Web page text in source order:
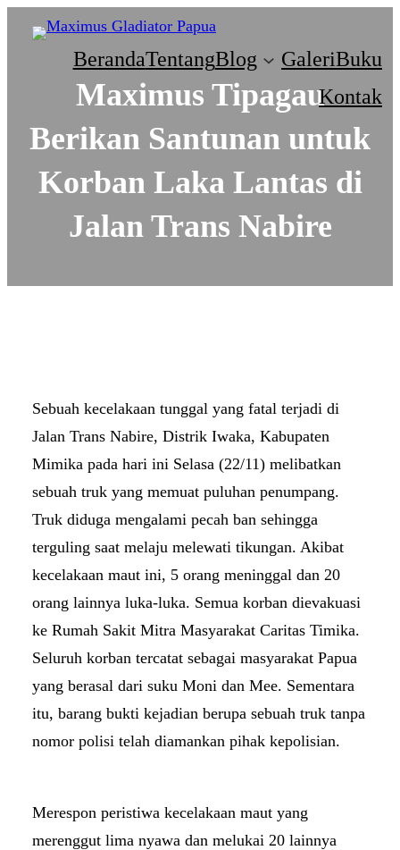
BerandaTentangBlog GaleriBuku
Kontak
Maximus Tipagau
Berikan Santunan untuk
Korban Laka Lantas di
Jalan Trans Nabire
Sebuah kecelakaan tunggal yang fatal terjadi di
Jalan Trans Nabire, Distrik Iwaka, Kabupaten
Mimika pada hari ini Selasa (22/11) melibatkan
sebuah truk yang memuat puluhan penumpang.
Truk diduga mengalami pecah ban sehingga
terguling saat melaju melewati tikungan. Akibat
kecelakaan maut ini, 5 orang meninggal dan 20
orang lainnya luka-luka. Semua korban dievakuasi
ke Rumah Sakit Mitra Masyarakat Caritas Timika.
Seluruh korban tercatat sebagai masyarakat Papua
yang berasal dari suku Moni dan Mee. Sementara
itu, barang bukti kejadian berupa sebuah truk tanpa
nomor polisi telah diamankan pihak kepolisian.
Merespon peristiwa kecelakaan maut yang
merenggut lima nyawa dan melukai 20 lainnya